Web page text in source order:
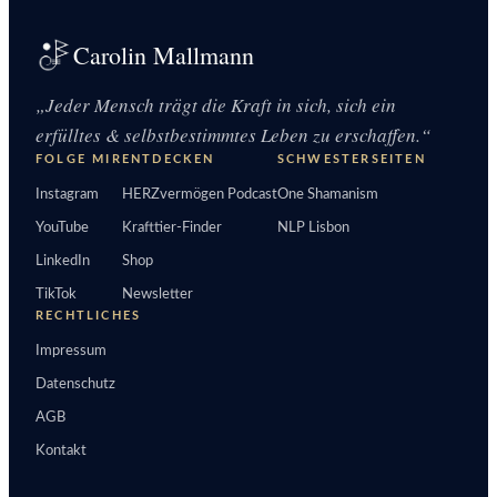
Carolin Mallmann
„Jeder Mensch trägt die Kraft in sich, sich ein
erfülltes & selbstbestimmtes Leben zu erschaffen.“
FOLGE MIR
Instagram
YouTube
LinkedIn
TikTok
ENTDECKEN
HERZvermögen Podcast
Krafttier-Finder
Shop
Newsletter
SCHWESTERSEITEN
One Shamanism
NLP Lisbon
RECHTLICHES
Impressum
Datenschutz
AGB
Kontakt